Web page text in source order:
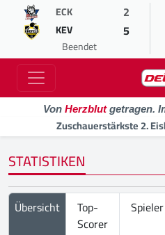
ECK 2
KEV 5
Beendet
Von Herzblutgetragen.
Zuschauerstärkste 2.
STATISTIKEN
Übersicht
Top-
Scorer
Spieler